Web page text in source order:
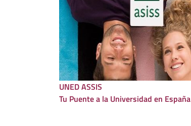
UNED ASSIS
Tu Puente a la Universidad en España